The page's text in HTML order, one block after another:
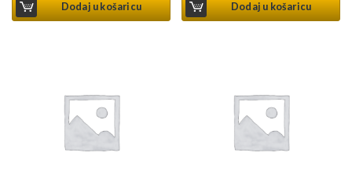
Dodaj u košaricu Dodaj u košaricu